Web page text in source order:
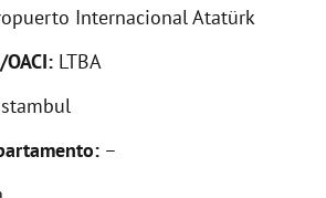
d
e
o
Internacional Atatürk
LTBA
–